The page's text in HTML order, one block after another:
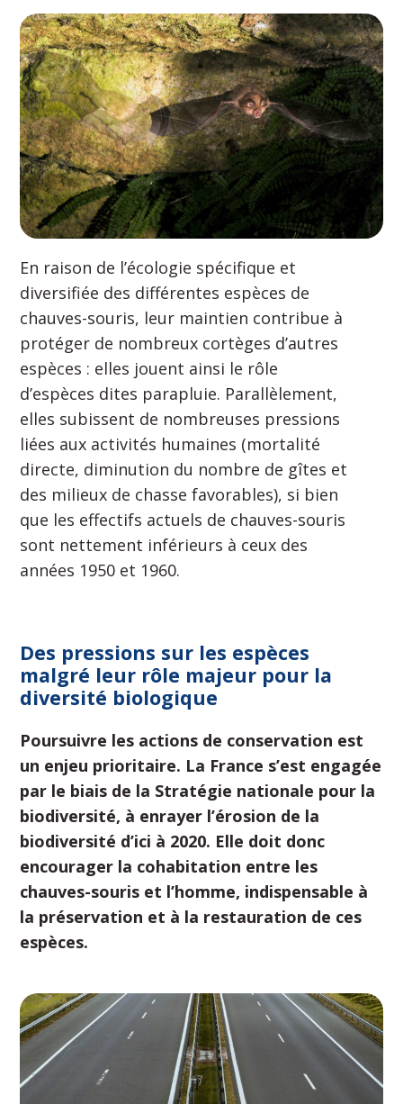
En raison de l’écologie spécifique et
diversifiée des différentes espèces de
chauves-souris, leur maintien contribue à
protéger de nombreux cortèges d’autres
espèces : elles jouent ainsi le rôle
d’espèces dites parapluie. Parallèlement,
elles subissent de nombreuses pressions
liées aux activités humaines (mortalité
directe, diminution du nombre de gîtes et
des milieux de chasse favorables), si bien
que les effectifs actuels de chauves-souris
sont nettement inférieurs à ceux des
années 1950 et 1960.
Des pressions sur les espèces
malgré leur rôle majeur pour la
diversité biologique
Poursuivre les actions de conservation est
un enjeu prioritaire. La France s’est engagée
par le biais de la Stratégie nationale pour la
biodiversité, à enrayer l’érosion de la
biodiversité d’ici à 2020. Elle doit donc
encourager la cohabitation entre les
chauves-souris et l’homme, indispensable à
la préservation et à la restauration de ces
espèces.